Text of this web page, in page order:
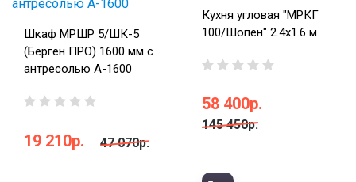
Шкаф МРШР 5/ШК-5
(Берген ПРО) 1600 мм с
антресолью А-1600
19 210р. 47 070р.
Кухня угловая "МРКГ
100/Шопен" 2.4х1.6 м
58 400р.
145 450р.